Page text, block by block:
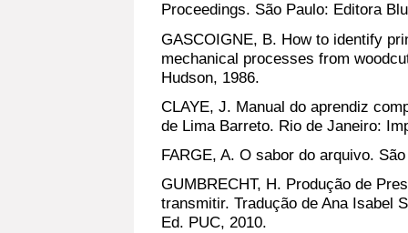
Proceedings. São Paulo: Editora
GASCOIGNE, B. How to identify
mechanical processes from
Hudson, 1986.
CLAYE, J. Manual do aprendiz
de Lima Barreto. Rio de Janeiro:
FARGE, A. O sabor do arquivo.
GUMBRECHT, H. Produção de
transmitir. Tradução de Ana Isabel
Ed. PUC, 2010.